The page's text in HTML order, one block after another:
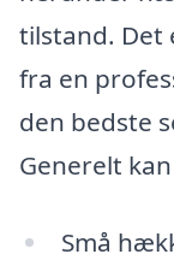
tilstand. Det
fra en
den bedste
Generelt
Små